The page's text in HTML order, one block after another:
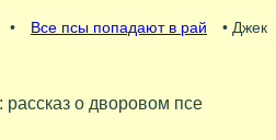
• Все псы попадают в рай • Джек
рассказ о дворовом псе